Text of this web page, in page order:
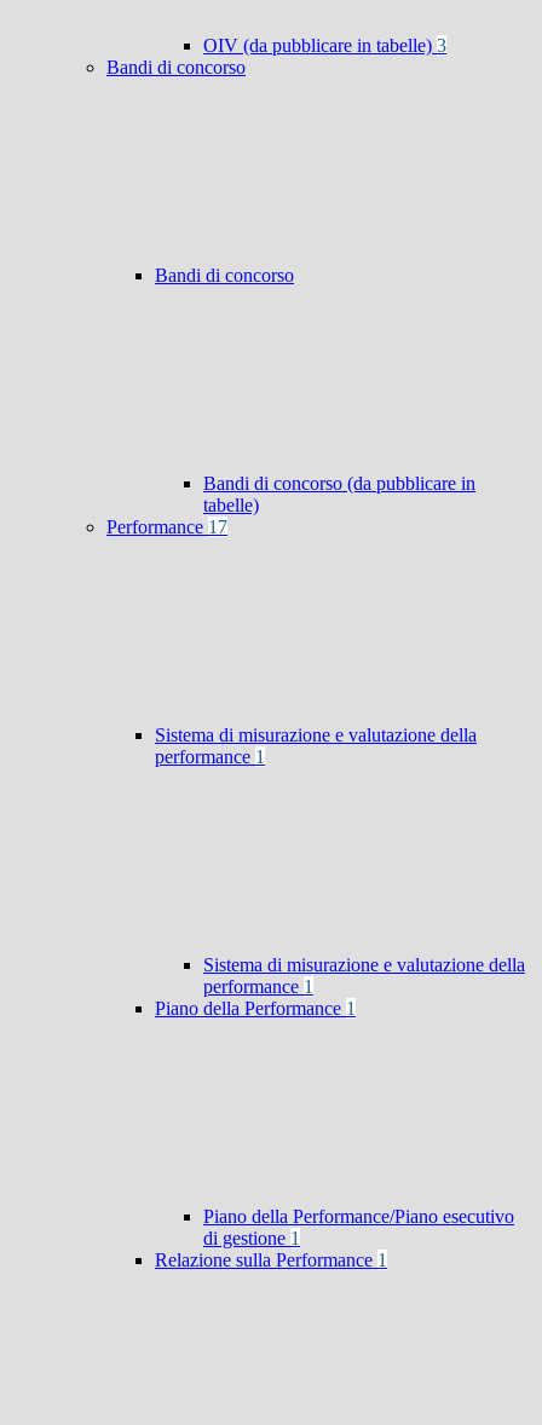
OIV (da pubblicare in tabelle) 3
Bandi di concorso
Bandi di concorso
Bandi di concorso (da pubblicare in
tabelle)
Performance 17
Sistema di misurazione e valutazione della
performance 1
Sistema di misurazione e valutazione della
performance 1
Piano della Performance 1
Piano della Performance/Piano esecutivo
di gestione 1
Relazione sulla Performance 1